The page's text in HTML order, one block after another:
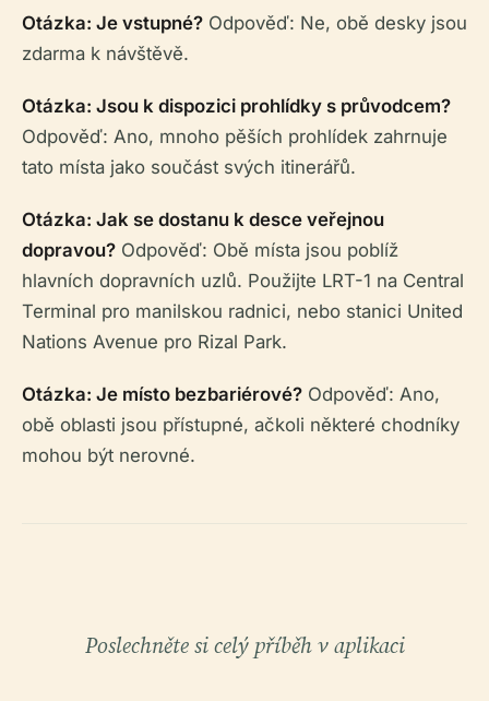
Otázka: Je vstupné? Odpověď: Ne, obě desky jsou
zdarma k návštěvě.
Otázka: Jsou k dispozici prohlídky s průvodcem?
Odpověď: Ano, mnoho pěších prohlídek zahrnuje
tato místa jako součást svých itinerářů.
Otázka: Jak se dostanu k desce veřejnou
dopravou? Odpověď: Obě místa jsou poblíž
hlavních dopravních uzlů. Použijte LRT-1 na Central
Terminal pro manilskou radnici, nebo stanici United
Nations Avenue pro Rizal Park.
Otázka: Je místo bezbariérové? Odpověď: Ano,
obě oblasti jsou přístupné, ačkoli některé chodníky
mohou být nerovné.
Poslechněte si celý příběh v aplikaci